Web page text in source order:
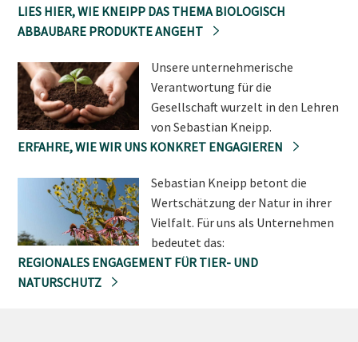
LIES HIER, WIE KNEIPP DAS THEMA BIOLOGISCH
ABBAUBARE PRODUKTE ANGEHT
Unsere unternehmerische
Verantwortung für die
Gesellschaft wurzelt in den Lehren
von Sebastian Kneipp.
ERFAHRE, WIE WIR UNS KONKRET ENGAGIEREN
Sebastian Kneipp betont die
Wertschätzung der Natur in ihrer
Vielfalt. Für uns als Unternehmen
bedeutet das:
REGIONALES ENGAGEMENT FÜR TIER- UND
NATURSCHUTZ